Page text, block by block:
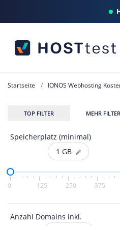
Startseite IONOS Webhosting
TOP FILTER MEHR FILTER
Speicherplatz (minimal)
1 GB
0 125 250 375
Anzahl Domains inkl.